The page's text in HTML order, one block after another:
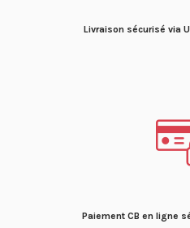
Livraison sécurisé via
Paiement CB en ligne